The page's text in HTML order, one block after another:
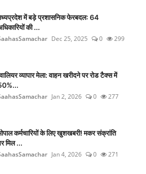
में बड़े प्रशासनिक फेरबदल: 64
की ...
Dec 25, 2025 0 299
व्यापार मेला: वाहन खरीदने पर रोड टैक्स में
Jan 2, 2026 0 277
कर्मचारियों के लिए खुशखबरी! मकर संक्रांति
मिल ...
Jan 4, 2026 0 271